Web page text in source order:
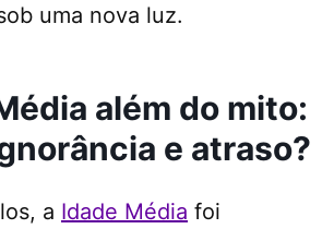
uma nova luz.
além do mito:
e atraso?
a Idade Média foi